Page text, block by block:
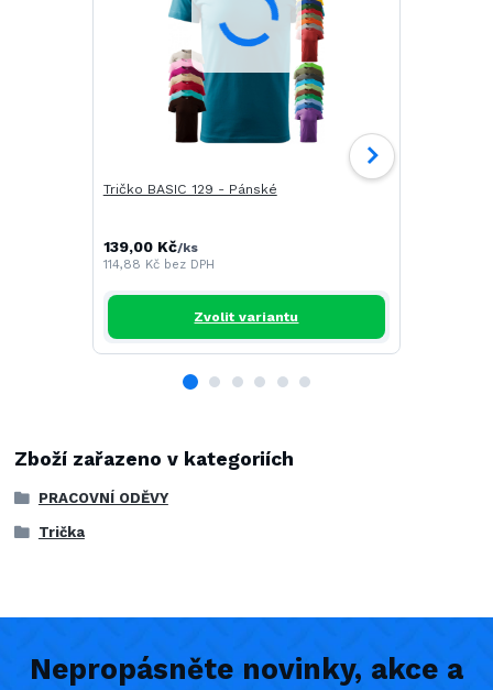
Tričko BASIC 129 - Pánské
139,00 Kč/ks
114,88 Kč bez DPH
Zvolit variantu
Zboží zařazeno v kategoriích
PRACOVNÍ ODĚVY
Trička
Nepropásněte novinky, akce a